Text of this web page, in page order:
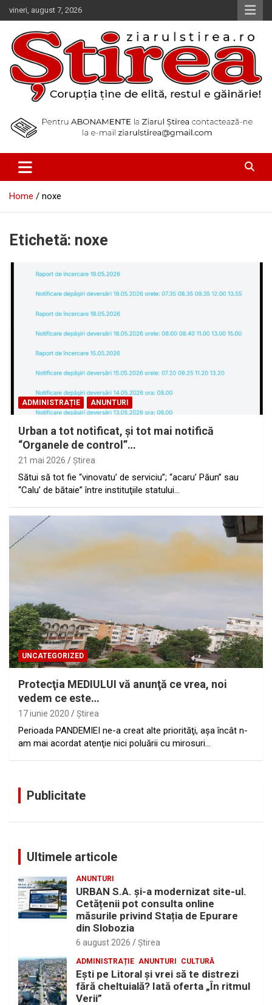
Skip
to
content
vineri, august 7, 2026
Ziarul Știrea
Home noxe
Etichetă: noxe
ADMINISTRAȚIE ANUNTURI
Urban a tot notificat, şi tot mai notifică
“Organele de control”…
21 mai 2026 Ştirea
Sătui să tot fie “vinovatu’ de serviciu”; “acaru’ Păun” sau
“Calu’ de bătaie” între instituţiile statului…
UNCATEGORIZED
Protecţia MEDIULUI vă anunţă ce vrea, noi
vedem ce este…
17 iunie 2020 Ştirea
Perioada PANDEMIEI ne-a creat alte priorităţi, aşa încât n-
am mai acordat atenţie nici poluării cu mirosuri…
Publicitate
Ultimele articole
ANUNTURI
URBAN S.A. și-a modernizat site-ul.
Cetățenii pot consulta online
măsurile privind Stația de Epurare
din Slobozia
6 august 2026 Ştirea
ADMINISTRAȚIE ANUNTURI CULTURĂ
Eşti pe Litoral şi vrei să te distrezi
fără cheltuială? Iată oferta „În ritmul
Verii”